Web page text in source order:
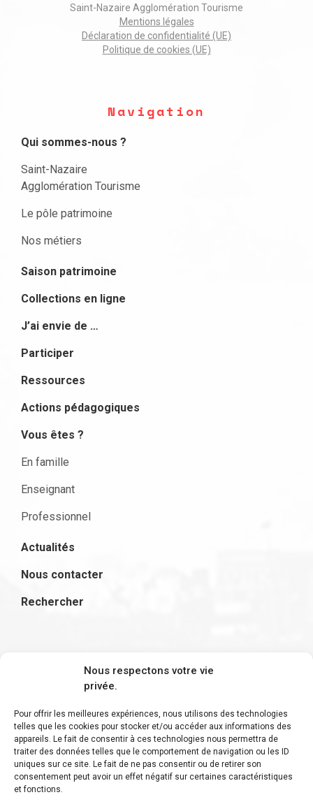
Nous respectons votre vie
privée.
Pour offrir les meilleures expériences, nous utilisons des technologies
telles que les cookies pour stocker et/ou accéder aux informations des
appareils. Le fait de consentir à ces technologies nous permettra de
traiter des données telles que le comportement de navigation ou les ID
uniques sur ce site. Le fait de ne pas consentir ou de retirer son
consentement peut avoir un effet négatif sur certaines caractéristiques
et fonctions.
Saint-Nazaire Agglomération Tourisme
Mentions légales
Déclaration de confidentialité (UE)
Politique de cookies (UE)
Navigation
Qui sommes-nous ?
Saint-Nazaire
Agglomération Tourisme
Le pôle patrimoine
Nos métiers
Saison patrimoine
Collections en ligne
J’ai envie de …
Participer
Ressources
Actions pédagogiques
Vous êtes ?
En famille
Enseignant
Professionnel
Actualités
Nous contacter
Rechercher
S'inscrire à la newsletter
Restez informé des derniers ajouts et des
dernières actualités !